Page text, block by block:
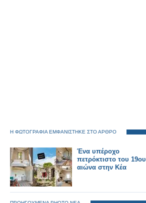
Η ΦΩΤΟΓΡΑΦΙΑ ΕΜΦΑΝΙΣΤΗΚΕ ΣΤΟ ΑΡΘΡΟ
Ένα υπέροχο
πετρόκτιστο του 19ου
αιώνα στην Κέα